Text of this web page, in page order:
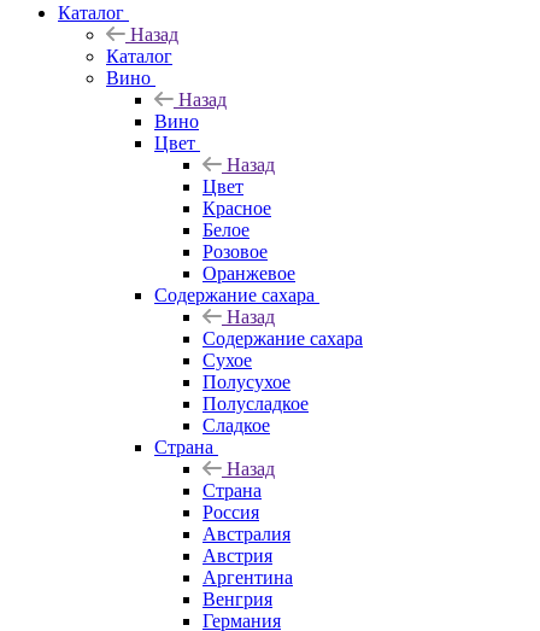
Каталог
Назад
Каталог
Вино
Назад
Вино
Цвет
Назад
Цвет
Красное
Белое
Розовое
Оранжевое
Содержание сахара
Назад
Содержание сахара
Сухое
Полусухое
Полусладкое
Сладкое
Страна
Назад
Страна
Россия
Австралия
Австрия
Аргентина
Венгрия
Германия